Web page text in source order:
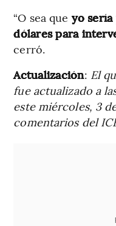
“O sea que yo
dólares para
cerró.
Actualización: El
fue actualizado a
este miércoles, 3
comentarios del